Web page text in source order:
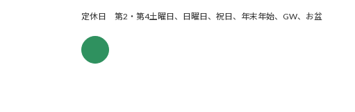
定休日 第2・第4土曜日、日曜日、祝日、年末年始、GW、お盆